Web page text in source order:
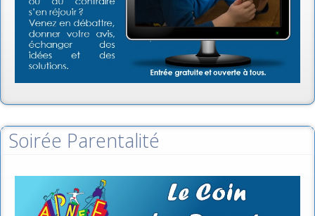
Soirée Parentalité